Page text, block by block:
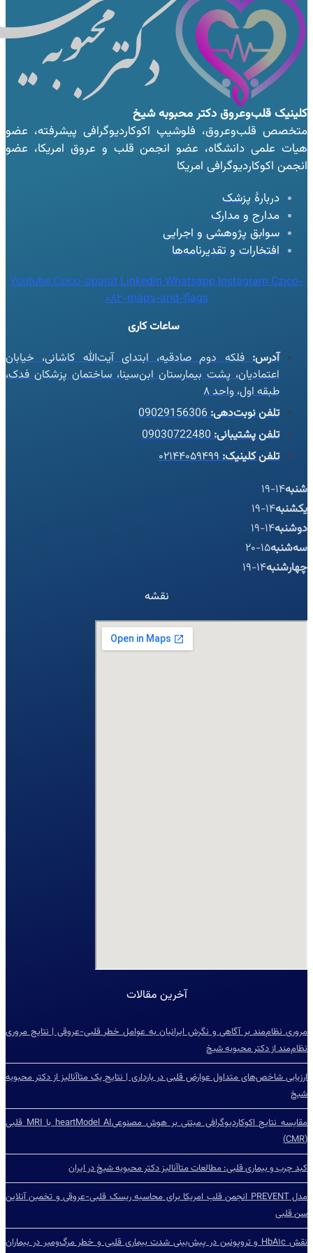
کلینیک قلب‌وعروقدکتر محبوبه شیخ
متخصص قلب‌وعروق، فلوشیپ اکوکاردیوگرافی پیشرفته، عضو
هیات علمی دانشگاه، عضو انجمن قلب و عروق امریکا، عضو
انجمن اکوکاردیوگرافی امریکا
دربارهٔ پزشک
مدارج و مدارک
سوابق پژوهشی و اجرایی
افتخارات و تقدیرنامه‌ها
YoutubeCzico-aparatLinkedinWhatsappInstagramCzico-
082-maps-and-flags
ساعات کاری
آدرس:فلکه دوم صادقیه، ابتدای آیت‌الله کاشانی، خیابان
اعتمادیان، پشت بیمارستان ابن‌سینا، ساختمان پزشکان فدک،
طبقه اول، واحد ۸
تلفن نوبت‌دهی:09029156306
تلفن پشتیبانی:09030722480
تلفن کلینیک:۰۲۱۴۴۰۵۹۴۹۹
شنبه14-19
یکشنبه14-19
دوشنبه14-19
سه‌شنبه15-20
چهارشنبه14-19
نقشه
آخرین مقالات
مروری نظام‌مند بر آگاهی و نگرش ایرانیان به عوامل خطر قلبی-عروقی | نتایج مروری
نظام‌مند از دکتر محبوبه شیخ
ارزیابی شاخص‌‌های متداول عوارض قلبی در بارداری | نتایج یک متاآنالیز از دکتر محبوبه
شیخ
مقایسه نتایج اکوکاردیوگرافی مبتنی بر هوش مصنوعیheartModel AI با MRI قلبی
(CMR)
کبد چرب و بیماری قلبی: مطالعات متاآنالیز دکتر محبوبه شیخ در ایران
مدل PREVENT انجمن قلب امریکا برای محاسبه ریسک قلبی-عروقی و تخمین آنلاین
سن قلبی
نقش HbA۱c و تروپونین در پیش‌بینی شدت بیماری قلبی و خطر مرگ‌ومیر در بیماران